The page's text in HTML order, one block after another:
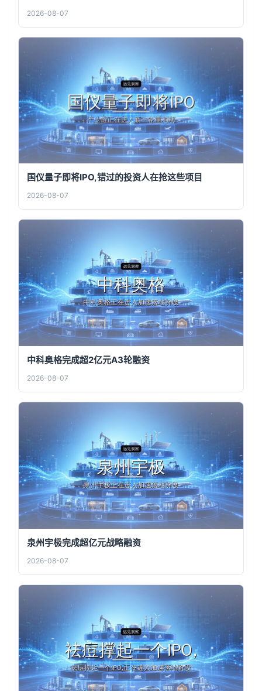
2026-08-07
国仪量子即将IPO,错过的投资人在抢这些项目
2026-08-07
中科奥格完成超2亿元A3轮融资
2026-08-07
泉州宇极完成超亿元战略融资
2026-08-07